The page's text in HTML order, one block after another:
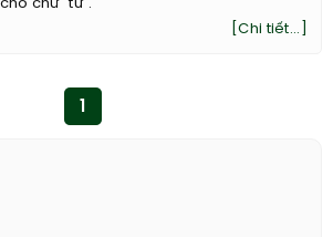
cho chữ "tử".
[Chi tiết...]